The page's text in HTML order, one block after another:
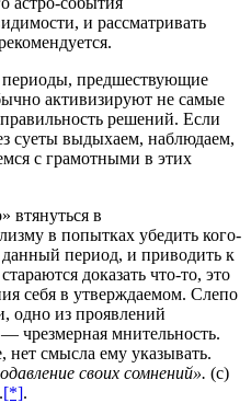
и рассматривать
периоды, предшествующие
активизируют не самые
решений. Если
суеты выдыхаем, наблюдаем,
с грамотными в этих
втянуться в
в попытках убедить кого-
данный период, и приводить к
доказать что-то, это
себя в утверждаемом. Слепо
одно из проявлений
чрезмерная мнительность.
нет смысла ему указывать.
своих сомнений». (с)
[*].